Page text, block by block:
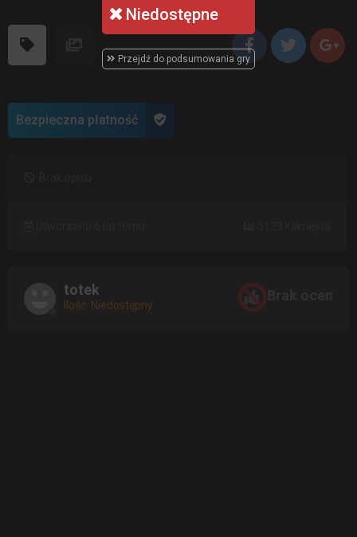
Niedostępne
Przejdź do podsumowania gry
Bezpieczna płatność
totek
Ilość: Niedostępny